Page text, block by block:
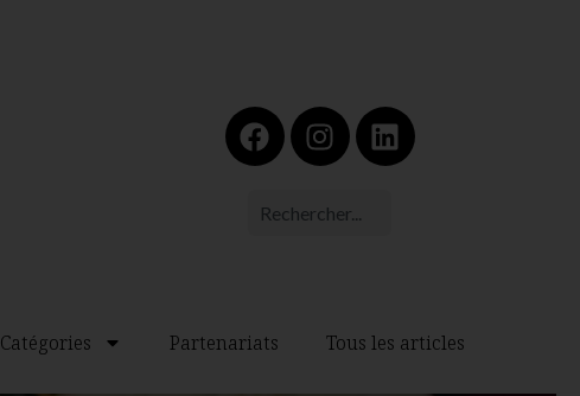
Catégories Partenariats Tous les articles